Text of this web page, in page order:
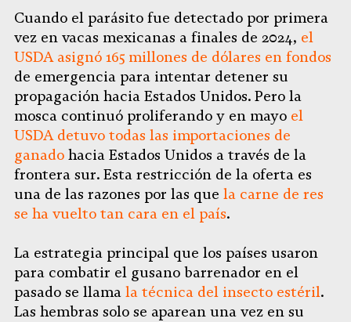
Cuando el parásito fue detectado por primera
vez en vacas mexicanas a finales de 2024, el
USDA asignó 165 millones de dólares en fondos
de emergencia para intentar detener su
propagación hacia Estados Unidos. Pero la
mosca continuó proliferando y en mayo el
USDA detuvo todas las importaciones de
ganado hacia Estados Unidos a través de la
frontera sur. Esta restricción de la oferta es
una de las razones por las que la carne de res
se ha vuelto tan cara en el país.
La estrategia principal que los países usaron
para combatir el gusano barrenador en el
pasado se llama la técnica del insecto estéril.
Las hembras solo se aparean una vez en su